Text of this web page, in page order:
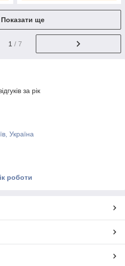
Показати ще
1 / 7
за рік
Україна
роботи